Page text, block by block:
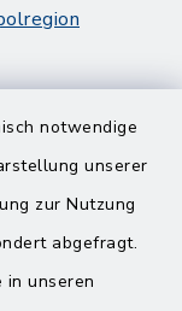
notwendige
unserer
zur Nutzung
abgefragt.
in unseren